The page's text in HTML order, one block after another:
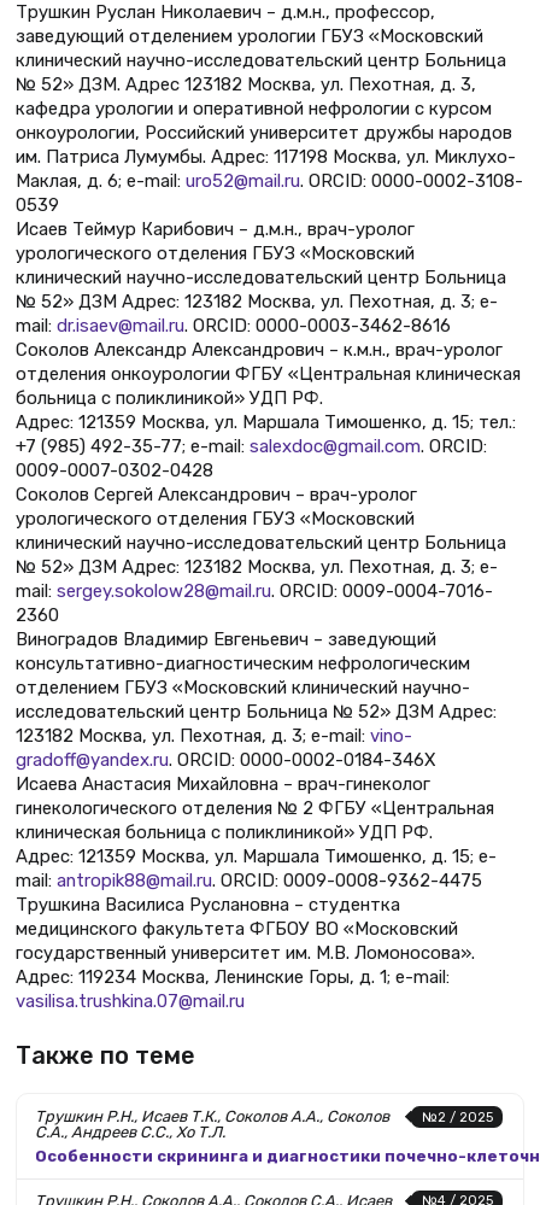
Трушкин Руслан Николаевич – д.м.н., профессор,
заведующий отделением урологии ГБУЗ «Московский
клинический научно-исследовательский центр Больница
№ 52» ДЗМ. Адрес 123182 Москва, ул. Пехотная, д. 3,
кафедра урологии и оперативной нефрологии с курсом
онкоурологии, Российский университет дружбы народов
им. Патриса Лумумбы. Адрес: 117198 Москва, ул. Миклухо-
Маклая, д. 6; e-mail: uro52@mail.ru. ORCID: 0000-0002-3108-
0539
Исаев Теймур Карибович – д.м.н., врач-уролог
урологического отделения ГБУЗ «Московский
клинический научно-исследовательский центр Больница
№ 52» ДЗМ Адрес: 123182 Москва, ул. Пехотная, д. 3; e-
mail: dr.isaev@mail.ru. ORCID: 0000-0003-3462-8616
Соколов Александр Александрович – к.м.н., врач-уролог
отделения онкоурологии ФГБУ «Центральная клиническая
больница с поликлиникой» УДП РФ.
Адрес: 121359 Москва, ул. Маршала Тимошенко, д. 15; тел.:
+7 (985) 492-35-77; e-mail: salexdoc@gmail.com. ORCID:
0009-0007-0302-0428
Соколов Сергей Александрович – врач-уролог
урологического отделения ГБУЗ «Московский
клинический научно-исследовательский центр Больница
№ 52» ДЗМ Адрес: 123182 Москва, ул. Пехотная, д. 3; e-
mail: sergey.sokolow28@mail.ru. ORCID: 0009-0004-7016-
2360
Виноградов Владимир Евгеньевич – заведующий
консультативно-диагностическим нефрологическим
отделением ГБУЗ «Московский клинический научно-
исследовательский центр Больница № 52» ДЗМ Адрес:
123182 Москва, ул. Пехотная, д. 3; e-mail: vino-
gradoff@yandex.ru. ORCID: 0000-0002-0184-346X
Исаева Анастасия Михайловна – врач-гинеколог
гинекологического отделения № 2 ФГБУ «Центральная
клиническая больница с поликлиникой» УДП РФ.
Адрес: 121359 Москва, ул. Маршала Тимошенко, д. 15; e-
mail: antropik88@mail.ru. ORCID: 0009-0008-9362-4475
Трушкина Василиса Руслановна – студентка
медицинского факультета ФГБОУ ВО «Московский
государственный университет им. М.В. Ломоносова».
Адрес: 119234 Москва, Ленинские Горы, д. 1; e-mail:
vasilisa.trushkina.07@mail.ru
Также по теме
№2 / 2025
Трушкин Р.Н., Исаев Т.К., Соколов А.А., Соколов
С.А., Андреев С.С., Хо Т.Л.
Особенности скрининга и диагностики почечно-
№4 / 2025
Трушкин Р.Н., Соколов А.А., Соколов С.А., Исаев